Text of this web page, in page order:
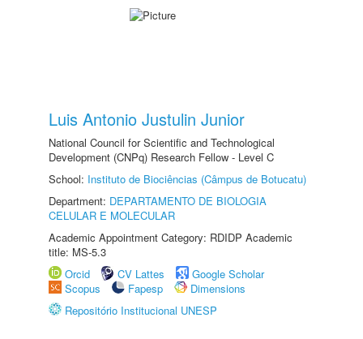
Luis Antonio Justulin Junior
National Council for Scientific and Technological
Development (CNPq) Research Fellow - Level C
School: Instituto de Biociências (Câmpus de Botucatu)
Department: DEPARTAMENTO DE BIOLOGIA
CELULAR E MOLECULAR
Academic Appointment Category: RDIDP Academic
title: MS-5.3
Orcid
CV Lattes
Google Scholar
Scopus
Fapesp
Dimensions
Repositório Institucional UNESP